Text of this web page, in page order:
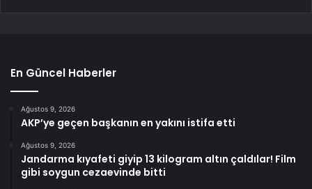
En Güncel Haberler
Ağustos 9, 2026
AKP’ye geçen başkanın en yakını istifa etti
Ağustos 9, 2026
Jandarma kıyafeti giyip 13 kilogram altın çaldılar! Film
gibi soygun cezaevinde bitti